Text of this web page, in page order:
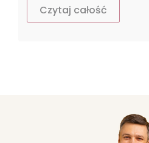
Czytaj całość